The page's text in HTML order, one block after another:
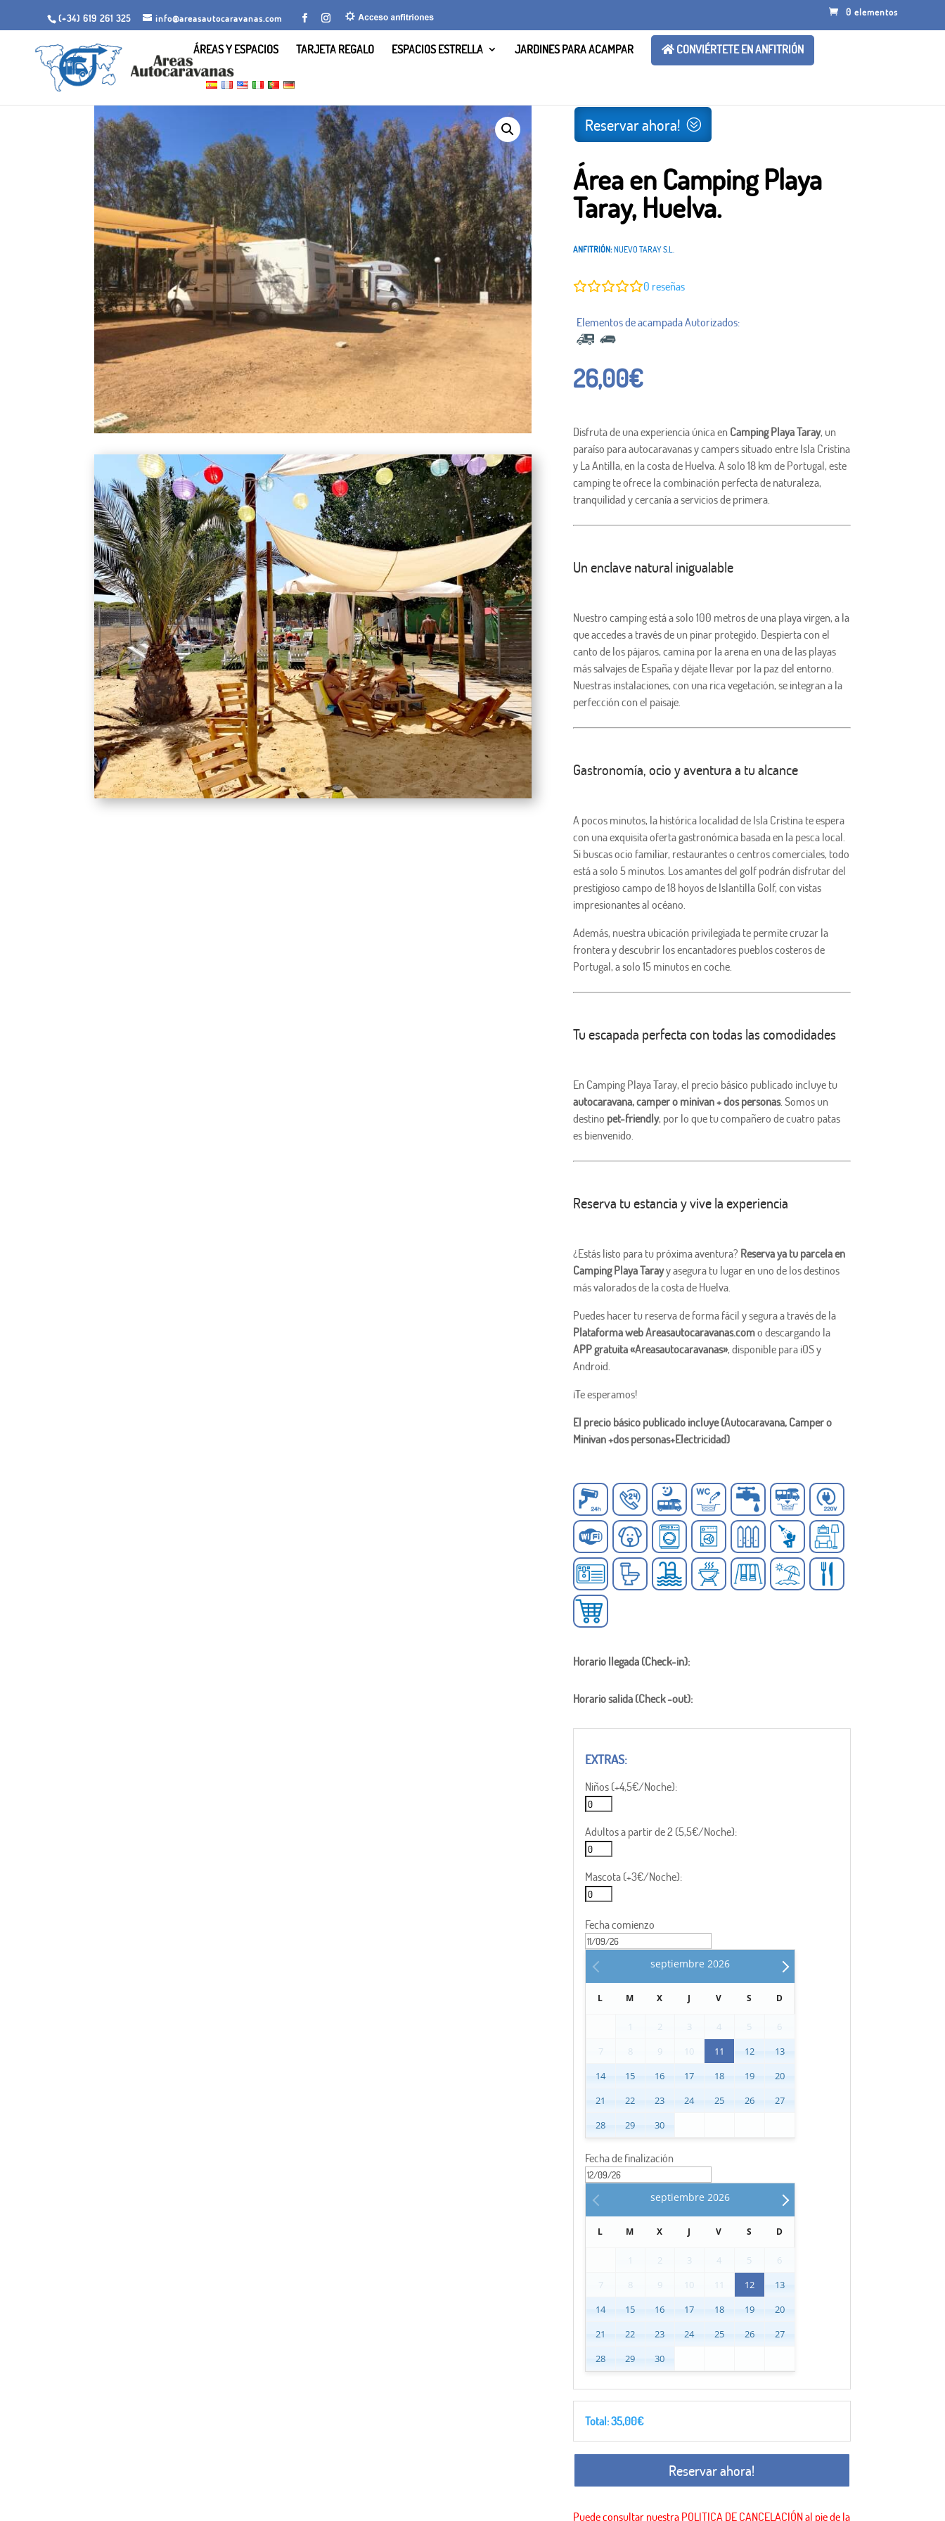
(+34) 619 261 325 info@areasautocaravanas.com
0 elementos
ÁREAS Y ESPACIOS TARJETA REGALO ESPACIOS ESTRELLA JARDINES PARA ACAMPAR
CONVIÉRTETE EN ANFITRIÓN
Inicio
Espacios para autocaravanas
Reservar ahora!
Área en Camping Playa
Taray, Huelva.
ANFITRIÓN:NUEVO TARAY S.L.
0 reseñas
26,00€
Disfruta de una experiencia única en Camping Playa Taray, un
paraíso para autocaravanas y campers situado entre Isla Cristina
y La Antilla, en la costa de Huelva. A solo 18 km de Portugal, este
camping te ofrece la combinación perfecta de naturaleza,
tranquilidad y cercanía a servicios de primera.
Un enclave natural inigualable
Nuestro camping está a solo 100 metros de una playa virgen, a la
que accedes a través de un pinar protegido. Despierta con el
canto de los pájaros, camina por la arena en una de las playas
más salvajes de España y déjate llevar por la paz del entorno.
Nuestras instalaciones, con una rica vegetación, se integran a la
perfección con el paisaje.
Gastronomía, ocio y aventura a tu alcance
A pocos minutos, la histórica localidad de Isla Cristina te espera
con una exquisita oferta gastronómica basada en la pesca local.
Si buscas ocio familiar, restaurantes o centros comerciales, todo
está a solo 5 minutos. Los amantes del golf podrán disfrutar del
prestigioso campo de 18 hoyos de Islantilla Golf, con vistas
impresionantes al océano.
Además, nuestra ubicación privilegiada te permite cruzar la
frontera y descubrir los encantadores pueblos costeros de
Portugal, a solo 15 minutos en coche.
Tu escapada perfecta con todas las comodidades
En Camping Playa Taray, el precio básico publicado incluye tu
autocaravana, camper o minivan + dos personas. Somos un
destino pet-friendly, por lo que tu compañero de cuatro patas
es bienvenido.
Reserva tu estancia y vive la experiencia
¿Estás listo para tu próxima aventura? Reserva ya tu parcela en
Camping Playa Tarayy asegura tu lugar en uno de los destinos
más valorados de la costa de Huelva.
Puedes hacer tu reserva de forma fácil y segura a través de la
Plataforma web Areasautocaravanas.como descargando la
APP gratuita «Areasautocaravanas», disponible para iOS y
Android.
¡Te esperamos!
El precio básico publicado incluye (Autocaravana, Camper o
Minivan +dos personas+Electricidad)
Horario llegada (Check-in):
Horario salida (Check -out):
Niños (+4,5€/Noche):
Adultos a partir de 2 (5,5€/Noche):
Mascota (+3€/Noche):
Fecha comienzo
septiembre 2026
L M X J V S D
1 2 3 4 5
6
7
8 9 10 11 12
13
14
15 16 17 18 19
20
21
22 23 24 25 26
27
28
29 30
Fecha de finalización
septiembre 2026
L M X J V S D
1 2 3 4 5
6
7
8 9 10 11 12
13
14
15 16 17 18 19
20
21
22 23 24 25 26
27
28
29 30
Total:35,00€
Reservar ahora!